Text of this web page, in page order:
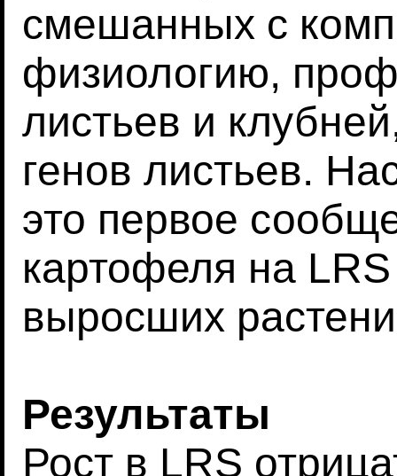
смешанных с
физиологию,
листьев и
генов листьев.
это первое
картофеля на
выросших
Результаты
Рост в LRS